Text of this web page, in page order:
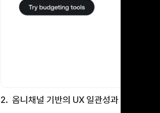
2. 옴니채널 기반의 UX 일관성과 신뢰 확보